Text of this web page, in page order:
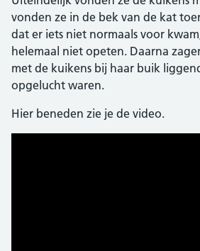
vonden ze in de bek van de kat
dat er iets niet normaals voor
helemaal niet opeten. Daarna
met de kuikens bij haar buik
opgelucht waren.
Hier beneden zie je de video.